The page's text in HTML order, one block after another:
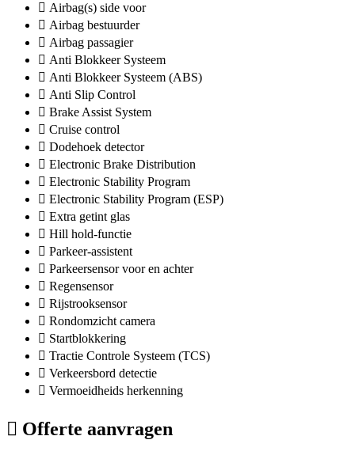
Airbag(s) side voor
Airbag bestuurder
Airbag passagier
Anti Blokkeer Systeem
Anti Blokkeer Systeem (ABS)
Anti Slip Control
Brake Assist System
Cruise control
Dodehoek detector
Electronic Brake Distribution
Electronic Stability Program
Electronic Stability Program (ESP)
Extra getint glas
Hill hold-functie
Parkeer-assistent
Parkeersensor voor en achter
Regensensor
Rijstrooksensor
Rondomzicht camera
Startblokkering
Tractie Controle Systeem (TCS)
Verkeersbord detectie
Vermoeidheids herkenning
Offerte aanvragen